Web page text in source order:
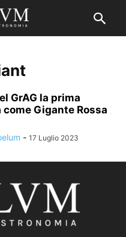
GrAG la prima
Gigante Rossa
- 17 Luglio 2023